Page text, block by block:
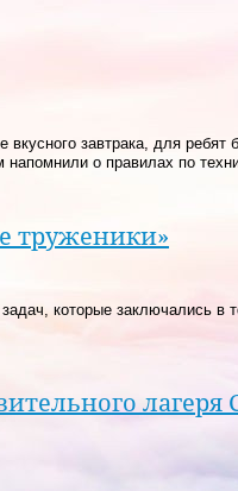
завтрака, для ребят
о правилах по
труженики»
которые заключались в
лагеря